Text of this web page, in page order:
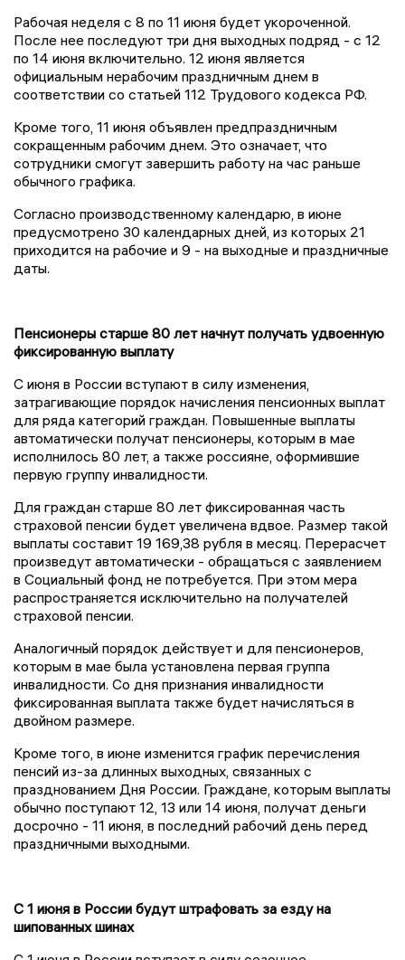
Рабочая неделя с 8 по 11 июня будет укороченной.
После нее последуют три дня выходных подряд - с 12
по 14 июня включительно. 12 июня является
официальным нерабочим праздничным днем в
соответствии со статьей 112 Трудового кодекса РФ.
Кроме того, 11 июня объявлен предпраздничным
сокращенным рабочим днем. Это означает, что
сотрудники смогут завершить работу на час раньше
обычного графика.
Согласно производственному календарю, в июне
предусмотрено 30 календарных дней, из которых 21
приходится на рабочие и 9 - на выходные и праздничные
даты.
Пенсионеры старше 80 лет начнут получать удвоенную
фиксированную выплату
С июня в России вступают в силу изменения,
затрагивающие порядок начисления пенсионных выплат
для ряда категорий граждан. Повышенные выплаты
автоматически получат пенсионеры, которым в мае
исполнилось 80 лет, а также россияне, оформившие
первую группу инвалидности.
Для граждан старше 80 лет фиксированная часть
страховой пенсии будет увеличена вдвое. Размер такой
выплаты составит 19 169,38 рубля в месяц. Перерасчет
произведут автоматически - обращаться с заявлением
в Социальный фонд не потребуется. При этом мера
распространяется исключительно на получателей
страховой пенсии.
Аналогичный порядок действует и для пенсионеров,
которым в мае была установлена первая группа
инвалидности. Со дня признания инвалидности
фиксированная выплата также будет начисляться в
двойном размере.
Кроме того, в июне изменится график перечисления
пенсий из-за длинных выходных, связанных с
празднованием Дня России. Граждане, которым выплаты
обычно поступают 12, 13 или 14 июня, получат деньги
досрочно - 11 июня, в последний рабочий день перед
праздничными выходными.
С 1 июня в России будут штрафовать за езду на
шипованных шинах